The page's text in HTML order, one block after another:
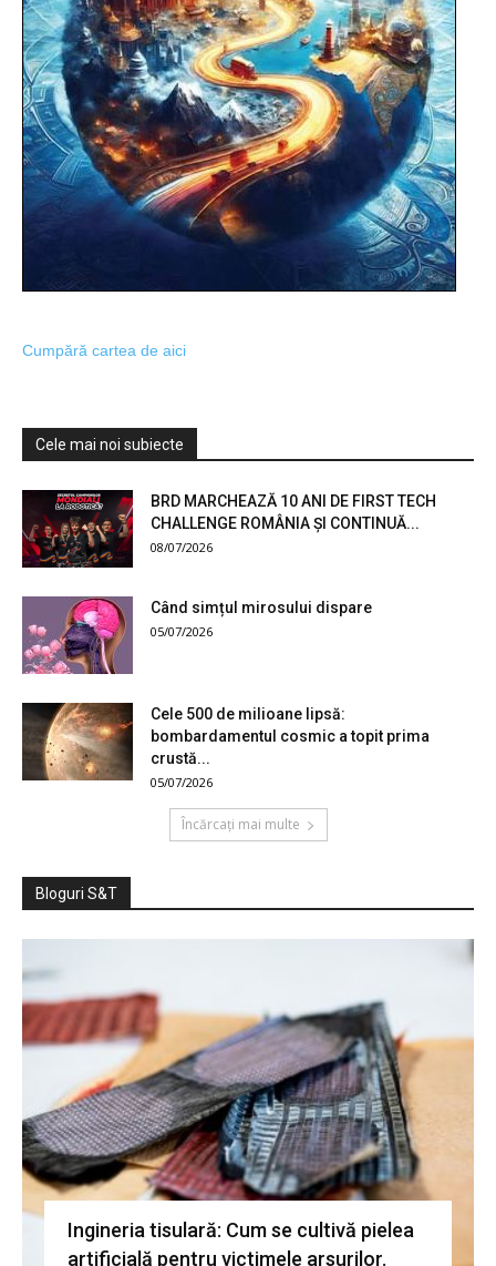
Cumpără cartea de aici
Cele mai noi subiecte
BRD MARCHEAZĂ 10 ANI DE FIRST TECH
CHALLENGE ROMÂNIA ȘI CONTINUĂ...
08/07/2026
Când simțul mirosului dispare
05/07/2026
Cele 500 de milioane lipsă:
bombardamentul cosmic a topit prima
crustă...
05/07/2026
Încărcați mai multe
Bloguri S&T
Ingineria tisulară: Cum se cultivă pielea
artificială pentru victimele arsurilor.